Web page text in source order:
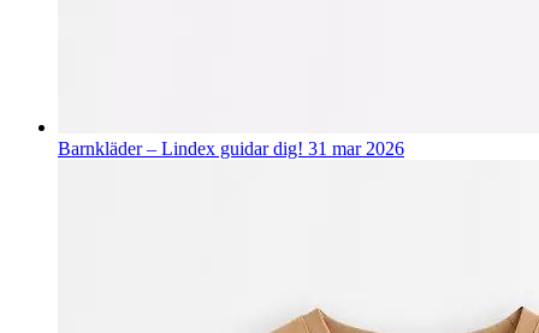
Barnkläder – Lindex guidar dig! 31 mar 2026